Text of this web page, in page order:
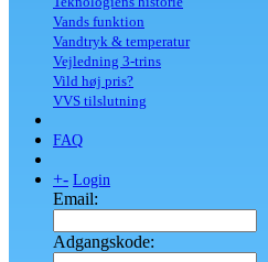
Vands funktion
Vandtryk & temperatur
Vejledning 3-trins
Vild høj pris?
VVS tilslutning
FAQ
+- Login
Email:
Adgangskode: